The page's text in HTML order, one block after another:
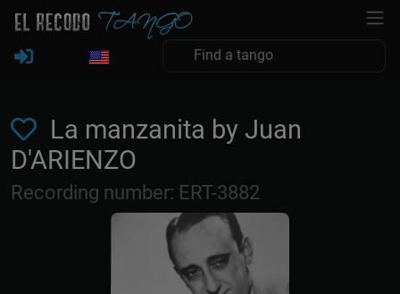
La manzanita by Juan
D'ARIENZO
Recording number: ERT-3882